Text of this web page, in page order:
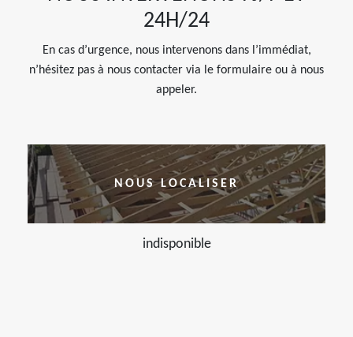
24H/24
En cas d’urgence, nous intervenons dans l’immédiat,
n’hésitez pas à nous contacter via le formulaire ou à nous
appeler.
NOUS LOCALISER
indisponible